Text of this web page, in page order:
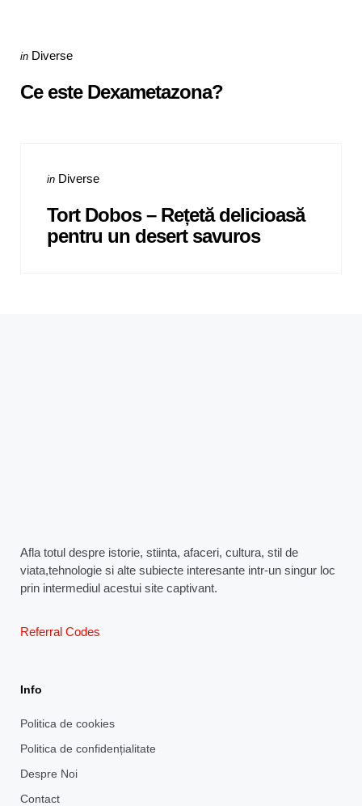
Categories
Posted
in Diverse
Ce este Dexametazona?
Categories
Posted
in Diverse
Tort Dobos – Rețetă delicioasă
pentru un desert savuros
Afla totul despre istorie, stiinta, afaceri, cultura, stil de
viata,tehnologie si alte subiecte interesante intr-un singur loc
prin intermediul acestui site captivant.
Referral Codes
Info
Politica de cookies
Politica de confidențialitate
Despre Noi
Contact